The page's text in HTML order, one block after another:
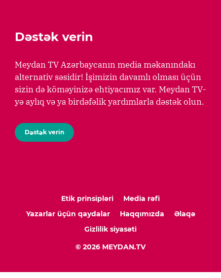
Dəstək verin
Meydan TV Azərbaycanın media məkanındakı
alternativ səsidir! İşimizin davamlı olması üçün
sizin də köməyinizə ehtiyacımız var. Meydan TV-
yə aylıq və ya birdəfəlik yardımlarla dəstək olun.
Dəstək verin
Etik prinsipləri
Media rəfi
Yazarlar üçün qaydalar
Haqqımızda
Əlaqə
Gizlilik siyasəti
© 2026 MEYDAN.TV